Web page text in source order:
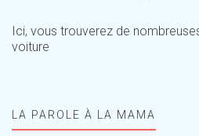
Ici, vous trouverez de
voiture
LA PAROLE À LA MAMA